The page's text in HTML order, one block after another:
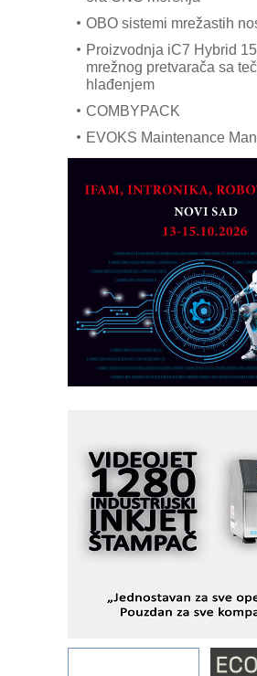
OBO sistemi mrežastih
Proizvodnja iC7 Hybrid
mrežnog pretvarača sa
hlađenjem
COMBYPACK
EVOKS Maintenance
na viši nivo
Detekcija različitih oblika
MAREX - Lim i mašine za
rešenja
Marcom-plast d.o.o.- vaš
partner
CTO - Prilagodite svoju
obradu!
Razvoj asortimanskog
PLC AKYTEC
MOTOMAN – NEXT-
veštačkom inteligencijom
I.SAFE MOBILE
industrijsku automatizaciju
pionirskimmobile
Fleksibilno stezanje i brzo
KIP KOP – napredna
savremene industrijske i
Alba d.o.o. – 35 godina